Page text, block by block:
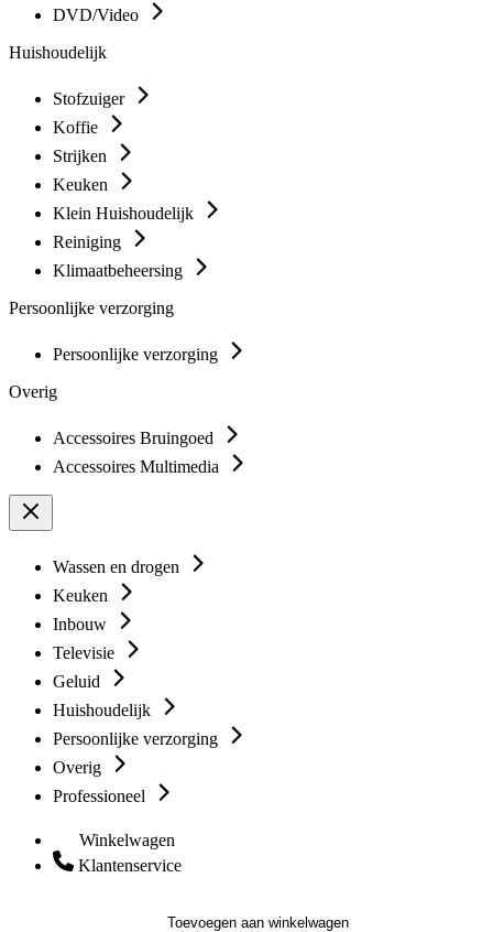
DVD/Video
Huishoudelijk
Stofzuiger
Koffie
Strijken
Keuken
Klein Huishoudelijk
Reiniging
Klimaatbeheersing
Persoonlijke verzorging
Persoonlijke verzorging
Overig
Accessoires Bruingoed
Accessoires Multimedia
Wassen en drogen
Keuken
Inbouw
Televisie
Geluid
Huishoudelijk
Persoonlijke verzorging
Overig
Professioneel
Winkelwagen
Klantenservice
Toevoegen aan winkelwagen